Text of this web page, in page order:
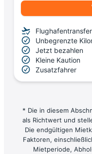
Flughafentransfer
Unbegrenzte
Jetzt bezahlen
Kleine Kaution
Zusatzfahrer
* Die in diesem
als Richtwert und
Die endgültigen
Faktoren,
Mietperiode,